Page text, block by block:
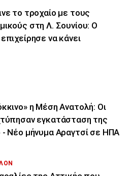
το τροχαίο με τους
στη Λ. Σουνίου: Ο
να κάνει
η Μέση Ανατολή: Οι
εγκατάσταση της
- Νέο μήνυμα Αραγτσί σε ΗΠΑ